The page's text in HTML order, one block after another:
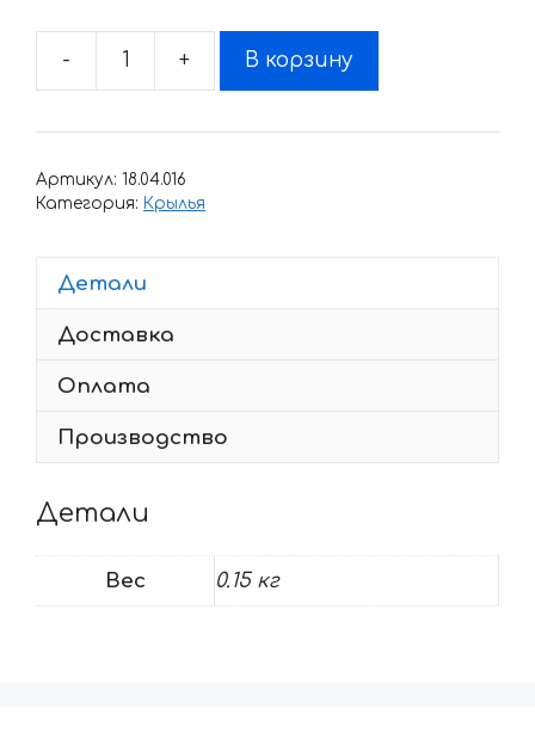
-
Количество
Комплект
+ В корзину
Артикул: 18.04.016
Категория: Крылья
Детали
Доставка
Оплата
Производство
Детали
Вес 0.15 кг